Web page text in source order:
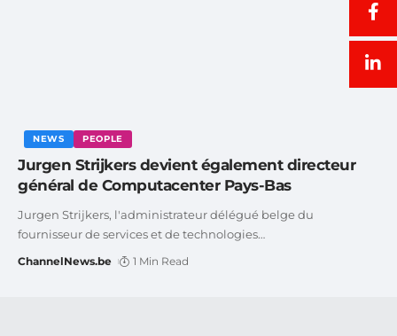
NEWS PEOPLE
Jurgen Strijkers devient également directeur
général de Computacenter Pays-Bas
Jurgen Strijkers, l'administrateur délégué belge du
fournisseur de services et de technologies…
ChannelNews.be 1 Min Read